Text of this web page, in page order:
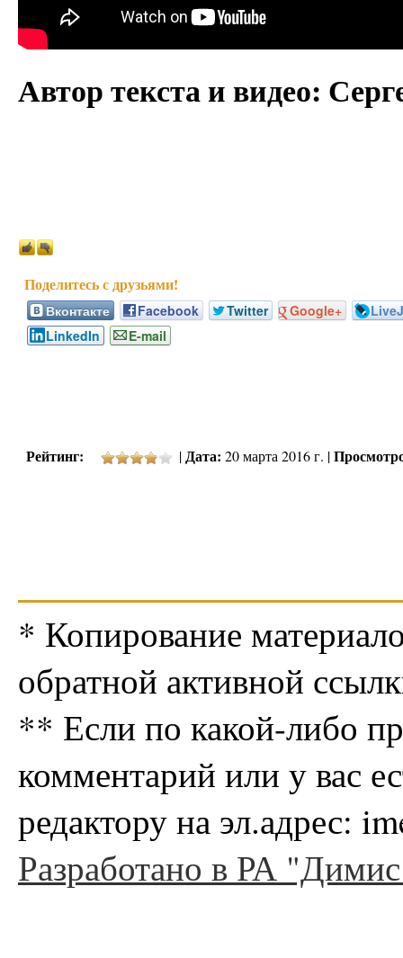
Автор текста и видео:
Вконтакте Facebook Twitter Google+
LinkedIn
E-mail
Рейтинг: |Дата: 20 марта 2016 г. |
* Копирование
обратной активной
** Если по какой-либо
комментарий или у вас
редактору на эл.адрес:
Разработано в РА